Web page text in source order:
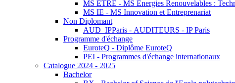
MS ETRE - MS Energies Renouvelables :
MS IE - MS Innovation et Entreprenariat
Non Diplomant
AUD_IPParis - AUDITEURS - IP Paris
Programme d'échange
EuroteQ - Diplôme EuroteQ
PEI - Programmes d'échange internationaux
Catalogue 2024 - 2025
Bachelor